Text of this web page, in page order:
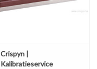
Crispyn |
Kalibratieservice